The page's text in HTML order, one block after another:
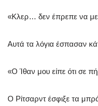
«Κλερ… δεν έπρεπε να με
Αυτά τα λόγια έσπασαν
«Ο Ίθαν μου είπε ότι σε
Ο Ρίτσαρντ έσφιξε τα